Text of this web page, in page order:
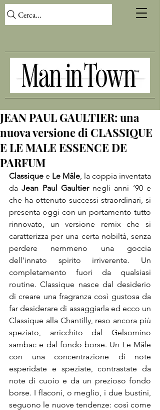
Cerca...
JEAN PAUL GAULTIER: una
nuova versione di CLASSIQUE
E LE MALE ESSENCE DE
PARFUM
Classique e Le Mâle, la coppia inventata
da Jean Paul Gaultier negli anni ’90 e
che ha ottenuto successi straordinari, si
presenta oggi con un portamento tutto
rinnovato, un versione remix che si
caratterizza per una certa nobiltà, senza
perdere nemmeno una goccia
dell'innato spirito irriverente. Un
completamento fuori da qualsiasi
routine. Classique nasce dal desiderio
di creare una fragranza così gustosa da
far desiderare di assaggiarla ed ecco un
Classique alla Chantilly, reso ancora più
speziato, arricchito dal Gelsomino
sambac e dal fondo borse. Un Le Mâle
con una concentrazione di note
esperidate e speziate, contrastate da
note di cuoio e da un prezioso fondo
borse. I flaconi, o meglio, i due bustini,
seguono le nuove tendenze: così come